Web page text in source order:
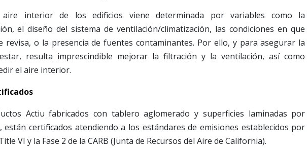
interior de los edificios viene determinada por variables como la
el diseño del sistema de ventilación/climatización, las condiciones en que
revisa, o la presencia de fuentes contaminantes. Por ello, y para asegurar la
resulta imprescindible mejorar la filtración y la ventilación, así como
el aire interior.
Actiu fabricados con tablero aglomerado y superficies laminadas por
están certificados atendiendo a los estándares de emisiones establecidos por
VI y la Fase 2 de la CARB (Junta de Recursos del Aire de California).